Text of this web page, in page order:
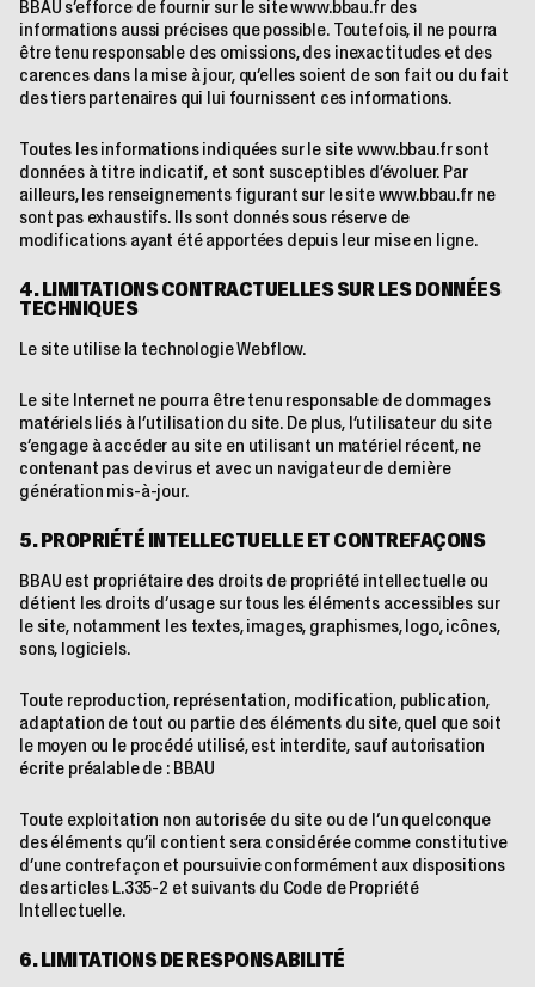
BBAU s’efforce de fournir sur le sitewww.bbau.frdes
informations aussi précises que possible. Toutefois, il ne pourra
être tenu responsable des omissions, des inexactitudes et des
carences dans la mise à jour, qu’elles soient de son fait ou du fait
des tiers partenaires qui lui fournissent ces informations.
Toutes les informations indiquées sur le sitewww.bbau.frsont
données à titre indicatif, et sont susceptibles d’évoluer. Par
ailleurs, les renseignements figurant sur le sitewww.bbau.frne
sont pas exhaustifs. Ils sont donnés sous réserve de
modifications ayant été apportées depuis leur mise en ligne.
4. LIMITATIONS CONTRACTUELLES SUR LES DONNÉES
TECHNIQUES
Le site utilise la technologie Webflow.
Le site Internet ne pourra être tenu responsable de dommages
matériels liés à l’utilisation du site. De plus, l’utilisateur du site
s’engage à accéder au site en utilisant un matériel récent, ne
contenant pas de virus et avec un navigateur de dernière
génération mis-à-jour.
5. PROPRIÉTÉ INTELLECTUELLE ET CONTREFAÇONS
BBAU est propriétaire des droits de propriété intellectuelle ou
détient les droits d’usage sur tous les éléments accessibles sur
le site, notamment les textes, images, graphismes, logo, icônes,
sons, logiciels.
Toute reproduction, représentation, modification, publication,
adaptation de tout ou partie des éléments du site, quel que soit
le moyen ou le procédé utilisé, est interdite, sauf autorisation
écrite préalable de : BBAU
Toute exploitation non autorisée du site ou de l’un quelconque
des éléments qu’il contient sera considérée comme constitutive
d’une contrefaçon et poursuivie conformément aux dispositions
des articles L.335-2 et suivants du Code de Propriété
Intellectuelle.
6. LIMITATIONS DE RESPONSABILITÉ